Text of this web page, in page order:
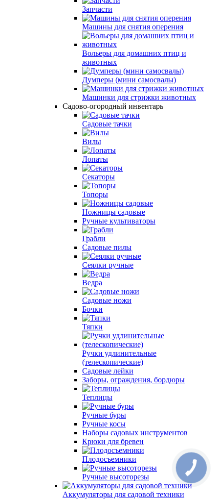
Запчасти
Машины для снятия оперения
Вольеры для домашних птиц и
животных
Думперы (мини самосвалы)
Машинки для стрижки животных
Садово-огородный инвентарь
Садовые тачки
Вилы
Лопаты
Секаторы
Топоры
Ножницы садовые
Ручные культиваторы
Грабли
Садовые пилы
Сеялки ручные
Ведра
Садовые ножи
Бочки
Тяпки
Ручки удлинительные
(телескопические)
Садовые лейки
Заборы, ограждения, бордюры
Теплицы
Ручные буры
Ручные косы
Наборы садовых инструментов
Крюки для бревен
Плодосъемники
Ручные высоторезы
Аккумуляторы для садовой техники